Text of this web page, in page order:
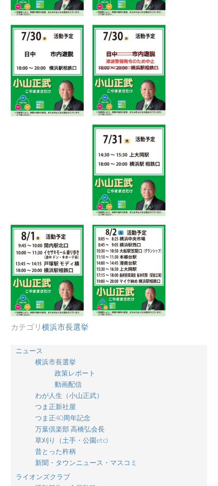
カテゴリ横浜市長選挙
ニュース
横浜市長選挙
政策レポート
動画配信
わが人生（小山正武）
つま正新社屋
つま正40周年記念
万葉倶楽部 高橋弘会長
草刈り（土手・公園etc)
昔とった杵柄
新聞・タウンニュース・マスコミ
ライオンズクラブ